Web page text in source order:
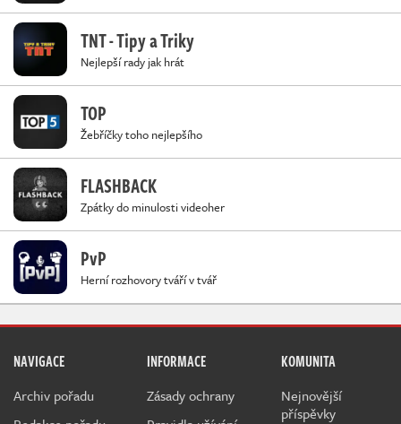
TNT - Tipy a Triky
Nejlepší rady jak hrát
TOP
Žebříčky toho nejlepšího
FLASHBACK
Zpátky do minulosti videoher
PvP
Herní rozhovory tváří v tvář
NAVIGACE
Archiv pořadu
INFORMACE
Zásady ochrany
KOMUNITA
Nejnovější
příspěvky